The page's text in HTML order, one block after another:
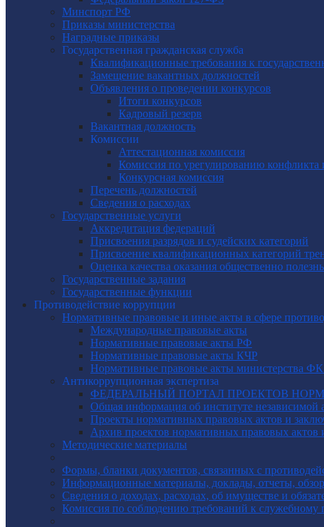
Минспорт РФ
Приказы министерства
Наградные приказы
Государственная гражданская служба
Квалификационные требования к
Замещение вакантных должностей
Объявления о проведении конкурсов
Итоги конкурсов
Кадровый резерв
Вакантная должность
Комиссии
Аттестационная комиссия
Комиссия по урегулированию конфликта
Конкурсная комиссия
Перечень должностей
Сведения о расходах
Государственные услуги
Аккредитация федераций
Присвоения разрядов и судейских категорий
Присвоение квалификационных категорий
Оценка качества оказания общественно
Государственные задания
Государственные функции
Противодействие коррупции
Нормативные правовые и иные акты в сфере
Международные правовые акты
Нормативные правовые акты РФ
Нормативные правовые акты КЧР
Нормативные правовые акты министерства
Антикоррупционная экспертиза
ФЕДЕРАЛЬНЫЙ ПОРТАЛ ПРОЕКТОВ
Общая информация об институте независимой
Проекты нормативных правовых актов и
Архив проектов нормативных правовых актов
Методические материалы
Формы, бланки документов, связанных с
Информационные материалы, доклады, отчеты,
Сведения о доходах, расходах, об имуществе и
Комиссия по соблюдению требований к служебному